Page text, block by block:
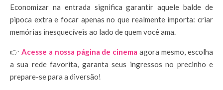
Economizar na entrada significa garantir aquele balde de
pipoca extra e focar apenas no que realmente importa: criar
memórias inesquecíveis ao lado de quem você ama.
👉 Acesse a nossa página de cinema agora mesmo, escolha
a sua rede favorita, garanta seus ingressos no precinho e
prepare-se para a diversão!